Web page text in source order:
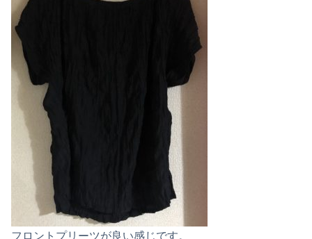
フロントプリーツが良い感じです。